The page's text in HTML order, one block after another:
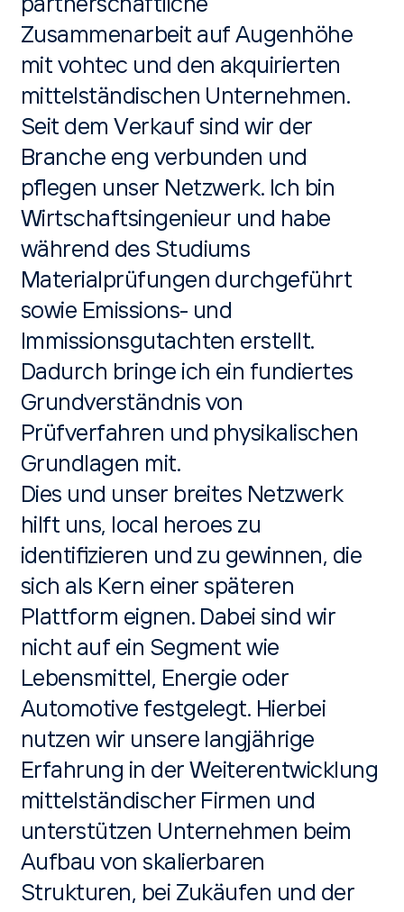
partnerschaftliche
Zusammenarbeit auf Augenhöhe
mit vohtec und den akquirierten
mittelständischen Unternehmen.
Seit dem Verkauf sind wir der
Branche eng verbunden und
pflegen unser Netzwerk. Ich bin
Wirtschaftsingenieur und habe
während des Studiums
Materialprüfungen durchgeführt
sowie Emissions- und
Immissionsgutachten erstellt.
Dadurch bringe ich ein fundiertes
Grundverständnis von
Prüfverfahren und physikalischen
Grundlagen mit.
Dies und unser breites Netzwerk
hilft uns, local heroes zu
identifizieren und zu gewinnen, die
sich als Kern einer späteren
Plattform eignen. Dabei sind wir
nicht auf ein Segment wie
Lebensmittel, Energie oder
Automotive festgelegt. Hierbei
nutzen wir unsere langjährige
Erfahrung in der Weiterentwicklung
mittelständischer Firmen und
unterstützen Unternehmen beim
Aufbau von skalierbaren
Strukturen, bei Zukäufen und der